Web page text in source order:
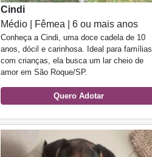
Cindi
Médio | Fêmea | 6 ou mais anos
Conheça a Cindi, uma doce cadela de 10
anos, dócil e carinhosa. Ideal para famílias
com crianças, ela busca um lar cheio de
amor em São Roque/SP.
Quero Adotar